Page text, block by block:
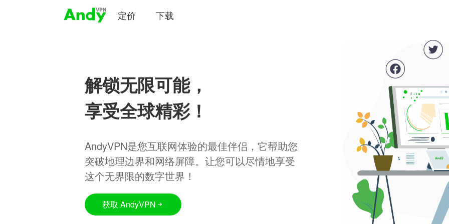
定价 下载
解锁无限可能，
享受全球精彩！
AndyVPN是您互联网体验的最佳伴侣，它帮助您
突破地理边界和网络屏障。让您可以尽情地享受
这个无界限的数字世界！
获取 AndyVPN